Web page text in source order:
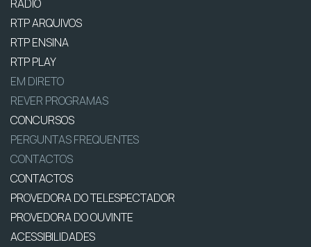
RÁDIO
RTP ARQUIVOS
RTP ENSINA
RTP PLAY
EM DIRETO
REVER PROGRAMAS
CONCURSOS
PERGUNTAS FREQUENTES
CONTACTOS
CONTACTOS
PROVEDORA DO TELESPECTADOR
PROVEDORA DO OUVINTE
ACESSIBILIDADES